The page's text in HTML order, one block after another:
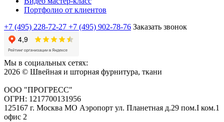
Портфолио от клиентов
+7 (495) 228-72-27 +7 (495) 902-78-76 Заказать звонок
Мы в социальных сетях:
2026 © Швейная и шторная фурнитура, ткани
ООО "ПРОГРЕСС"
ОГРН: 1217700131956
125167 г. Москва МО Аэропорт ул. Планетная д.29 пом.I ком.1
офис 2